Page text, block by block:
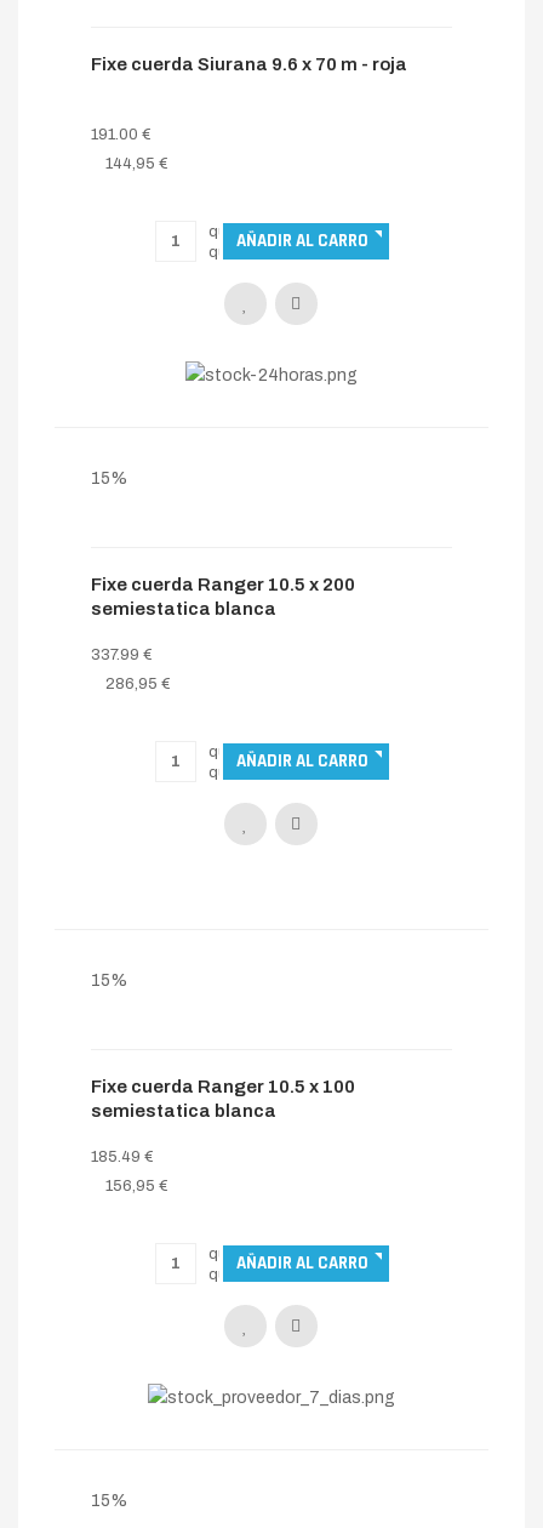
Fixe cuerda Siurana 9.6 x 70 m - roja
191.00 €
144,95 €
15%
Fixe cuerda Ranger 10.5 x 200
semiestatica blanca
337.99 €
286,95 €
15%
Fixe cuerda Ranger 10.5 x 100
semiestatica blanca
185.49 €
156,95 €
15%